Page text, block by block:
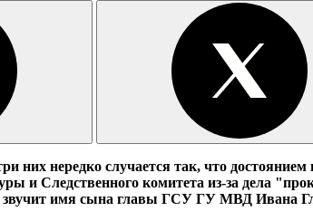
нередко случается так, что
и Следственного комитета из-за дела
звучит имя сына главы ГСУ ГУ МВД Ивана